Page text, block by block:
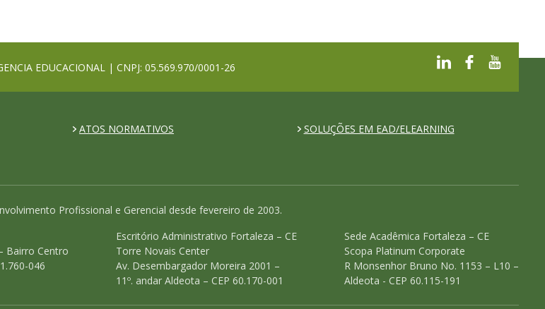
EDUCACIONAL | CNPJ: 05.569.970/0001-26
ATOS NORMATIVOS SOLUÇÕES EM EAD/ELEARNING
Profissional e Gerencial desde fevereiro de 2003.
Bairro Centro
046
Escritório Administrativo Fortaleza – CE
Torre Novais Center
Av. Desembargador Moreira 2001 –
11º. andar Aldeota – CEP 60.170-001
Sede Acadêmica Fortaleza – CE
Scopa Platinum Corporate
R Monsenhor Bruno No. 1153 – L10 –
Aldeota - CEP 60.115-191